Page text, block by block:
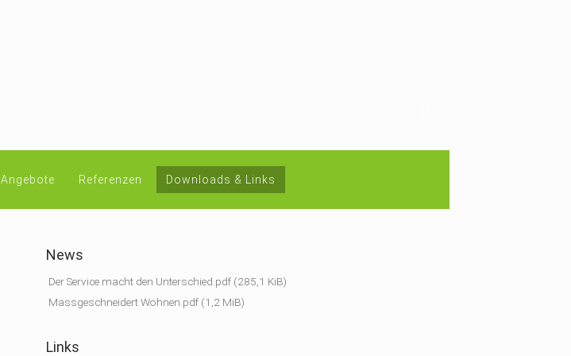
Angebote Referenzen Downloads & Links
News
Der Service macht den Unterschied.pdf (285,1 KiB)
Massgeschneidert Wohnen.pdf (1,2 MiB)
Links